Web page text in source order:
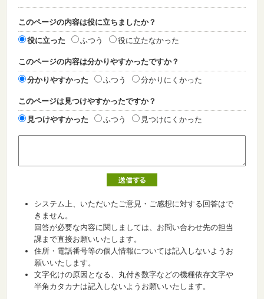
このページの内容は役に立ちましたか？
役に立った ふつう 役に立たなかった
このページの内容は分かりやすかったですか？
分かりやすかった ふつう 分かりにくかった
このページは見つけやすかったですか？
見つけやすかった ふつう 見つけにくかった
システム上、いただいたご意見・ご感想に対する回答はで
きません。
回答が必要な内容に関しましては、お問い合わせ先の担当
課まで直接お願いいたします。
住所・電話番号等の個人情報については記入しないようお
願いいたします。
文字化けの原因となる、丸付き数字などの機種依存文字や
半角カタカナは記入しないようお願いいたします。